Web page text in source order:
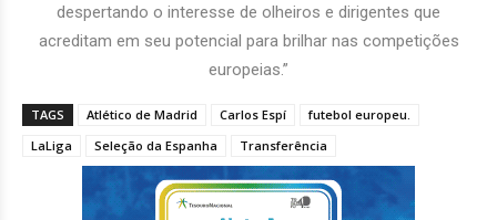
despertando o interesse de olheiros e dirigentes que
acreditam em seu potencial para brilhar nas competições
europeias.”
TAGS Atlético de Madrid Carlos Espí
futebol europeu.
LaLiga
Seleção da Espanha Transferência